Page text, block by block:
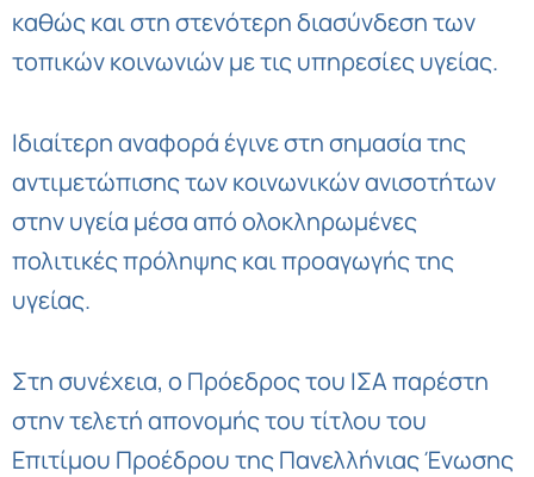
καθώς και στη στενότερη διασύνδεση των
τοπικών κοινωνιών με τις υπηρεσίες υγείας.
Ιδιαίτερη αναφορά έγινε στη σημασία της
αντιμετώπισης των κοινωνικών ανισοτήτων
στην υγεία μέσα από ολοκληρωμένες
πολιτικές πρόληψης και προαγωγής της
υγείας.
Στη συνέχεια, ο Πρόεδρος του ΙΣΑ παρέστη
στην τελετή απονομής του τίτλου του
Επιτίμου Προέδρου της Πανελλήνιας Ένωσης